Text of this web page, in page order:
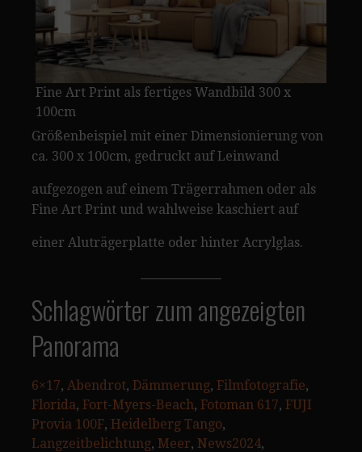
Fine Art Print als fertiges Wandbild 300 x
100cm
Größenbeispiel mit einer Dimensionierung von
ca. 300 x 100cm, gedruckt auf Leinwand
aufgezogen auf einem Trägerrahmen oder als
Fine Art Print und wahlweise kaschiert auf
einer Aluträgerplatte oder hinter Acrylglas.
Schlagwörter zum angezeigten
Panorama
6×17, Abendrot, Dämmerung, Filmfotografie
Florida, Fort-Myers-Beach, Fotoman 617, FUJI
Provia 100F, Heidelberg Tango
Langzeitbelichtung, Meer, News2024